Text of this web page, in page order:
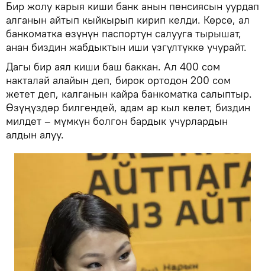
Бир жолу карыя киши банк анын пенсиясын уурдап
алганын айтып кыйкырып кирип келди. Көрсө, ал
банкоматка өзүнүн паспортун салууга тырышат,
анан биздин жабдыктын иши үзгүлтүккө учурайт.
Дагы бир аял киши баш баккан. Ал 400 сом
накталай алайын деп, бирок ортодон 200 сом
жетет деп, калганын кайра банкоматка салыптыр.
Өзүңүздөр билгендей, адам ар кыл келет, биздин
милдет – мүмкүн болгон бардык учурлардын
алдын алуу.